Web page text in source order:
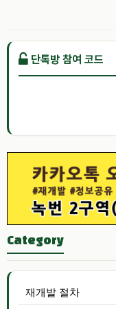
단톡방 참여 코드
Category
재개발 절차